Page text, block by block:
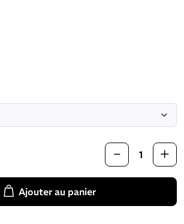
Ajouter au panier